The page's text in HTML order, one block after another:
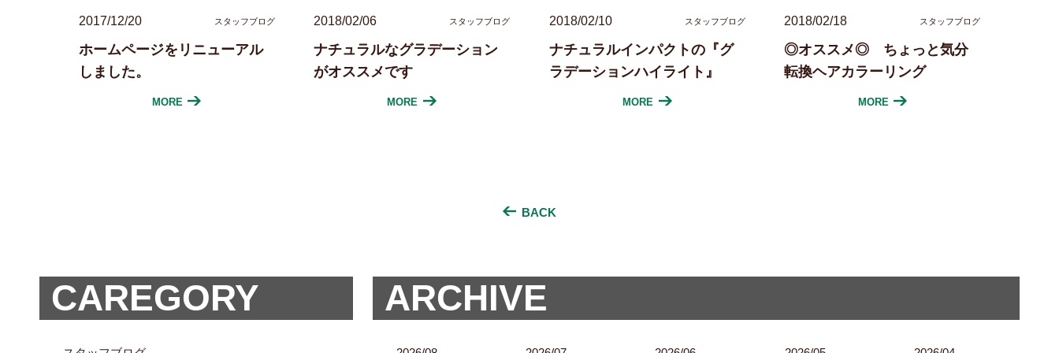
2017/12/20 スタッフブログ
ホームページをリニューアル
しました。
MORE
2018/02/06 スタッフブログ
ナチュラルなグラデーション
がオススメです
MORE
2018/02/10 スタッフブログ
ナチュラルインパクトの『グ
ラデーションハイライト』
MORE
2018/02/18 スタッフブログ
◎オススメ◎ ちょっと気分
転換ヘアカラーリング
MORE
BACK
CAREGORY ARCHIVE